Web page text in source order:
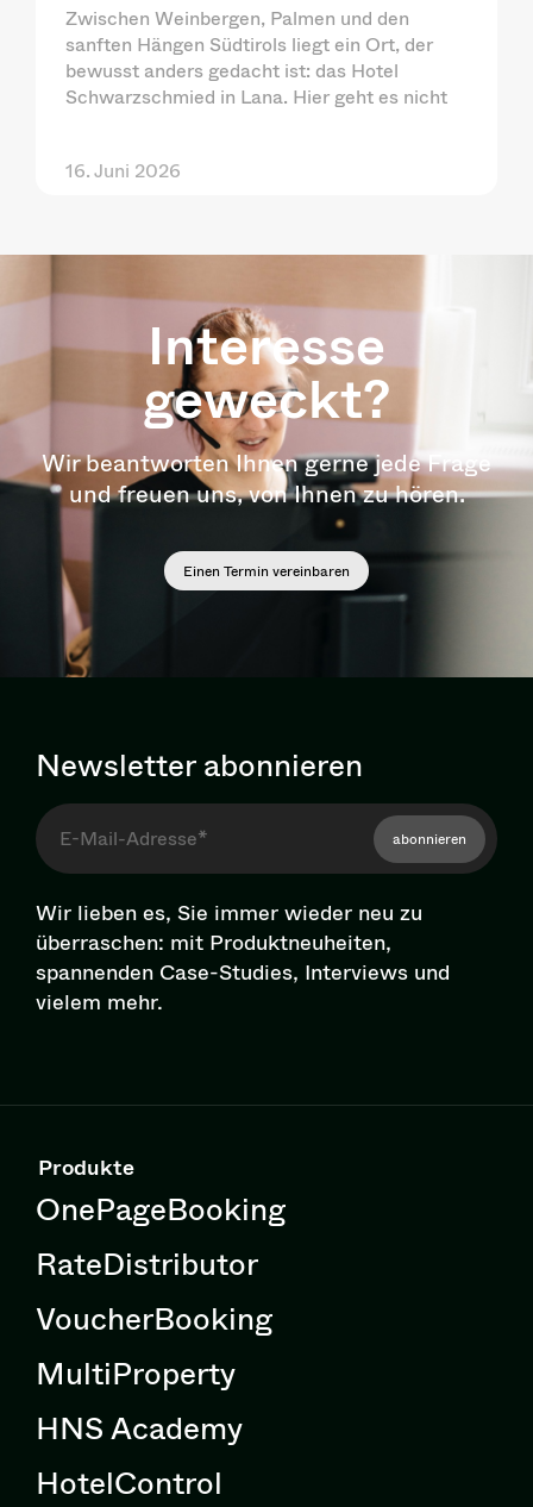
Zwischen Weinbergen, Palmen und den
sanften Hängen Südtirols liegt ein Ort, der
bewusst anders gedacht ist: das Hotel
Schwarzschmied in Lana. Hier geht es nicht
16. Juni 2026
Interesse
geweckt?
Wir beantworten Ihnen gerne jede Frage
und freuen uns, von Ihnen zu hören.
Einen Termin vereinbaren
Newsletter abonnieren
abonnieren
Wir lieben es, Sie immer wieder neu zu
überraschen: mit Pro­dukt­neu­hei­ten,
spannenden Case-Studies, Interviews und
vielem mehr.
Produkte
OnePageBooking
RateDistributor
VoucherBooking
MultiProperty
HNS Academy
HotelControl